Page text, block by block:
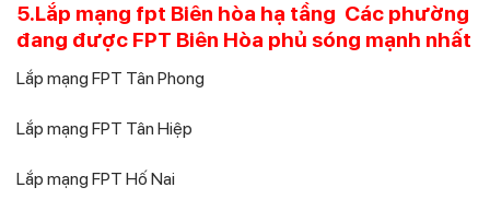
5.Lắp mạng fpt Biên hòa hạ tầng Các phường
đang được FPT Biên Hòa phủ sóng mạnh nhất
Lắp mạng FPT Tân Phong
Lắp mạng FPT Tân Hiệp
Lắp mạng FPT Hố Nai